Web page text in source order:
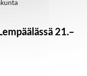
21.–